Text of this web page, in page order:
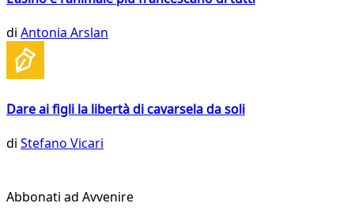
di Antonia Arslan
Dare ai figli la libertà di cavarsela da soli
di Stefano Vicari
Abbonati ad Avvenire